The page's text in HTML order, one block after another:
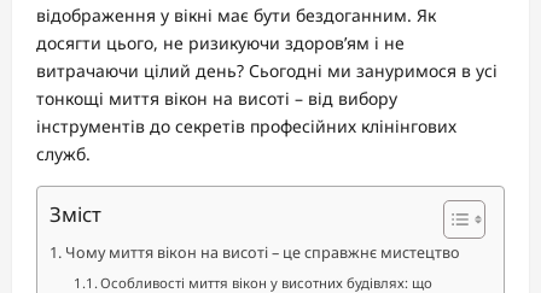
відображення у вікні має бути бездоганним. Як
досягти цього, не ризикуючи здоров’ям і не
витрачаючи цілий день? Сьогодні ми зануримося в усі
тонкощі миття вікон на висоті – від вибору
інструментів до секретів професійних клінінгових
служб.
Зміст
Чому миття вікон на висоті – це справжнє мистецтво
Особливості миття вікон у висотних будівлях: що